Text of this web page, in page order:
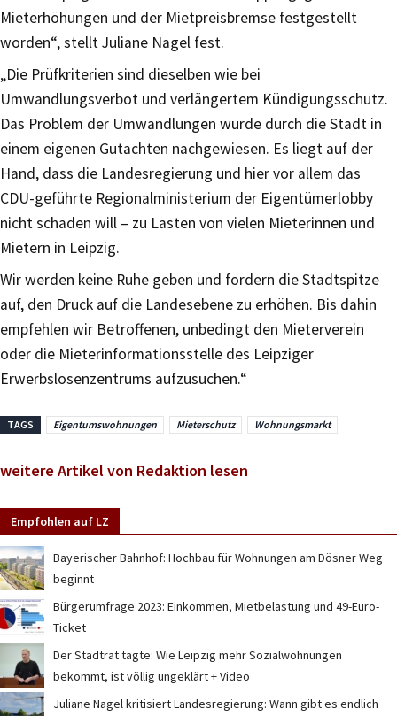
Mieterhöhungen und der Mietpreisbremse festgestellt
worden“, stellt Juliane Nagel fest.
„Die Prüfkriterien sind dieselben wie bei
Umwandlungsverbot und verlängertem Kündigungsschutz.
Das Problem der Umwandlungen wurde durch die Stadt in
einem eigenen Gutachten nachgewiesen. Es liegt auf der
Hand, dass die Landesregierung und hier vor allem das
CDU-geführte Regionalministerium der Eigentümerlobby
nicht schaden will – zu Lasten von vielen Mieterinnen und
Mietern in Leipzig.
Wir werden keine Ruhe geben und fordern die Stadtspitze
auf, den Druck auf die Landesebene zu erhöhen. Bis dahin
empfehlen wir Betroffenen, unbedingt den Mieterverein
oder die Mieterinformationsstelle des Leipziger
Erwerbslosenzentrums aufzusuchen.“
TAGS Eigentumswohnungen Mieterschutz Wohnungsmarkt
weitere Artikel von Redaktion lesen
Empfohlen auf LZ
Bayerischer Bahnhof: Hochbau für Wohnungen am Dösner Weg
beginnt
Bürgerumfrage 2023: Einkommen, Mietbelastung und 49-Euro-
Ticket
Der Stadtrat tagte: Wie Leipzig mehr Sozialwohnungen
bekommt, ist völlig ungeklärt + Video
Juliane Nagel kritisiert Landesregierung: Wann gibt es endlich